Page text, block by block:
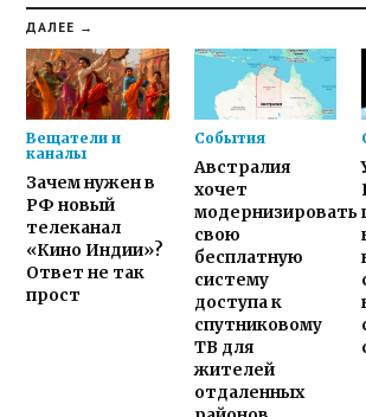
ДАЛЕЕ →
Вещатели и
каналы
Зачем нужен в
РФ новый
телеканал
«Кино Индии»?
Ответ не так
прост
События
Австралия
хочет
модернизировать
свою
бесплатную
систему
доступа к
спутниковому
ТВ для
жителей
отдаленных